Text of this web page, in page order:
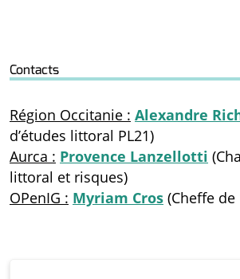
Contacts
Région Occitanie : Alexandre
d’études littoral PL21)
Aurca : Provence Lanzellotti
littoral et risques)
OPenIG : Myriam Cros (Cheffe